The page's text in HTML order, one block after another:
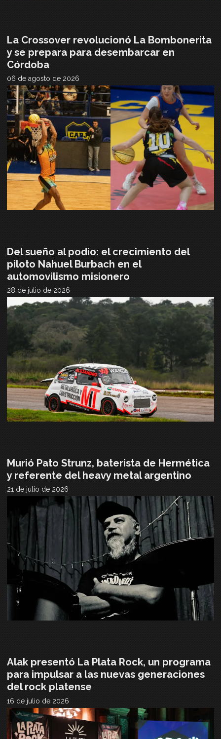
La Crossover revolucionó La Bombonerita
y se prepara para desembarcar en
Córdoba
06 de agosto de 2026
Del sueño al podio: el crecimiento del
piloto Nahuel Burbach en el
automovilismo misionero
28 de julio de 2026
Murió Pato Strunz, baterista de Hermética
y referente del heavy metal argentino
21 de julio de 2026
Alak presentó La Plata Rock, un programa
para impulsar a las nuevas generaciones
del rock platense
16 de julio de 2026